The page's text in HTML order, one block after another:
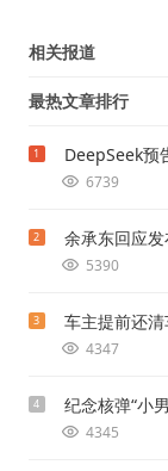
相关报道
最热文章排行
1 DeepSeek预
6739
2 余承东回应
5390
3 车主提前还
4347
4 纪念核弹“小
4345